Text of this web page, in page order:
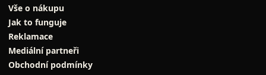
Vše o nákupu
Jak to funguje
Reklamace
Mediální partneři
Obchodní podmínky